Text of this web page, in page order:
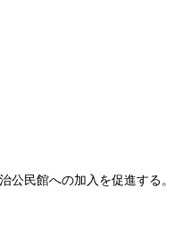
公民館への加入を促進する。